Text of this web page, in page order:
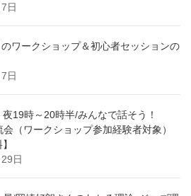
日
ワークショップ＆初心者セッションの
日
19時～20時半/みんなで話そう！
（ワークショップ参加経験者対象）
日